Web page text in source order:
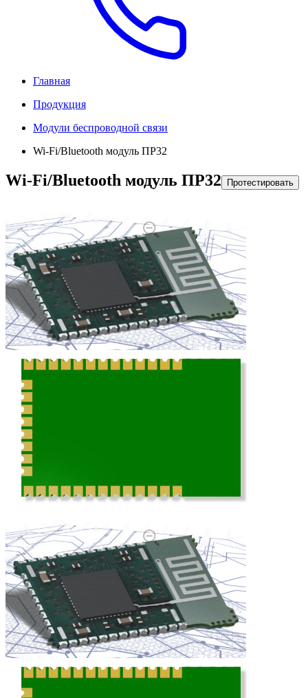
Главная
Продукция
Модули беспроводной связи
Wi-Fi/Bluetooth модуль ПР32
Wi-Fi/Bluetooth модуль ПР32 Протестировать